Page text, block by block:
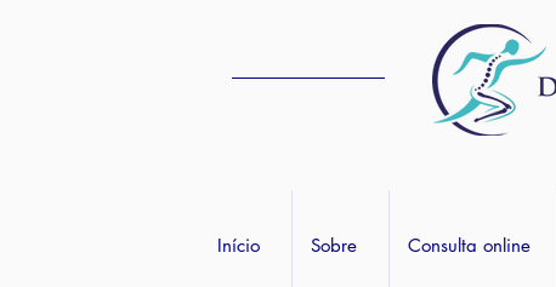
Início Sobre Consulta online